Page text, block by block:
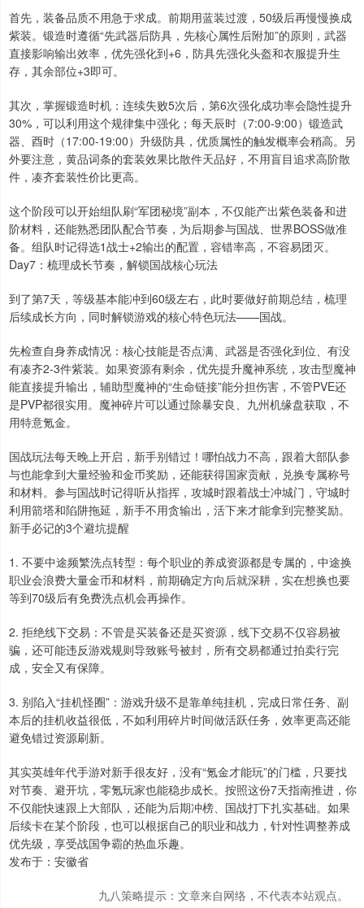
首先，装备品质不用急于求成。前期用蓝装过渡，50级后再慢慢换成
紫装。锻造时遵循“先武器后防具，先核心属性后附加”的原则，武器
直接影响输出效率，优先强化到+6，防具先强化头盔和衣服提升生
存，其余部位+3即可。
其次，掌握锻造时机：连续失败5次后，第6次强化成功率会隐性提升
30%，可以利用这个规律集中强化；每天辰时（7:00-9:00）锻造武
器、酉时（17:00-19:00）升级防具，优质属性的触发概率会稍高。另
外要注意，黄品词条的套装效果比散件天品好，不用盲目追求高阶散
件，凑齐套装性价比更高。
这个阶段可以开始组队刷“军团秘境”副本，不仅能产出紫色装备和进
阶材料，还能熟悉团队配合节奏，为后期参与国战、世界BOSS做准
备。组队时记得选1战士+2输出的配置，容错率高，不容易团灭。
Day7：梳理成长节奏，解锁国战核心玩法
到了第7天，等级基本能冲到60级左右，此时要做好前期总结，梳理
后续成长方向，同时解锁游戏的核心特色玩法——国战。
先检查自身养成情况：核心技能是否点满、武器是否强化到位、有没
有凑齐2-3件紫装。如果资源有剩余，优先提升魔神系统，攻击型魔神
能直接提升输出，辅助型魔神的“生命链接”能分担伤害，不管PVE还
是PVP都很实用。魔神碎片可以通过除暴安良、九州机缘盘获取，不
用特意氪金。
国战玩法每天晚上开启，新手别错过！哪怕战力不高，跟着大部队参
与也能拿到大量经验和金币奖励，还能获得国家贡献，兑换专属称号
和材料。参与国战时记得听从指挥，攻城时跟着战士冲城门，守城时
利用箭塔和陷阱拖延，新手不用贪输出，活下来才能拿到完整奖励。
新手必记的3个避坑提醒
1. 不要中途频繁洗点转型：每个职业的养成资源都是专属的，中途换
职业会浪费大量金币和材料，前期确定方向后就深耕，实在想换也要
等到70级后有免费洗点机会再操作。
2. 拒绝线下交易：不管是买装备还是买资源，线下交易不仅容易被
骗，还可能违反游戏规则导致账号被封，所有交易都通过拍卖行完
成，安全又有保障。
3. 别陷入“挂机怪圈”：游戏升级不是靠单纯挂机，完成日常任务、副
本后的挂机收益很低，不如利用碎片时间做活跃任务，效率更高还能
避免错过资源刷新。
其实英雄年代手游对新手很友好，没有“氪金才能玩”的门槛，只要找
对节奏、避开坑，零氪玩家也能稳步成长。按照这份7天指南推进，你
不仅能快速跟上大部队，还能为后期冲榜、国战打下扎实基础。如果
后续卡在某个阶段，也可以根据自己的职业和战力，针对性调整养成
优先级，享受战国争霸的热血乐趣。
发布于：安徽省
九八策略提示：文章来自网络，不代表本站观点。